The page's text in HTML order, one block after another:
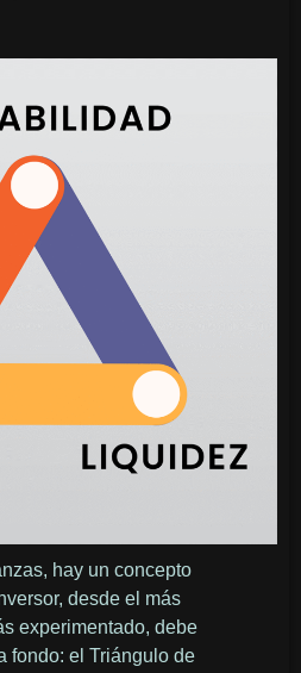
hay un concepto
desde el más
experimentado, debe
fondo: el Triángulo de